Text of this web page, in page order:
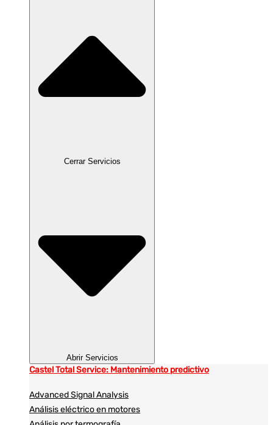
Cerrar Servicios
Abrir Servicios
Castel Total Service: Mantenimiento predictivo
Advanced Signal Analysis
Análisis eléctrico en motores